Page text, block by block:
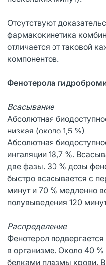
Отсутствуют
фармакокинетика
отличается от таковой
компонентов.
Фенотерола
Всасывание
Абсолютная
низкая (около 1,5 %).
Абсолютная
ингаляции 18,7 %.
две фазы. 30 % дозы
быстро всасывается с
минут и 70 % медленно
полувыведения 120
Распределение
Фенотерол
в организме. Около 40 %
белками плазмы крови.